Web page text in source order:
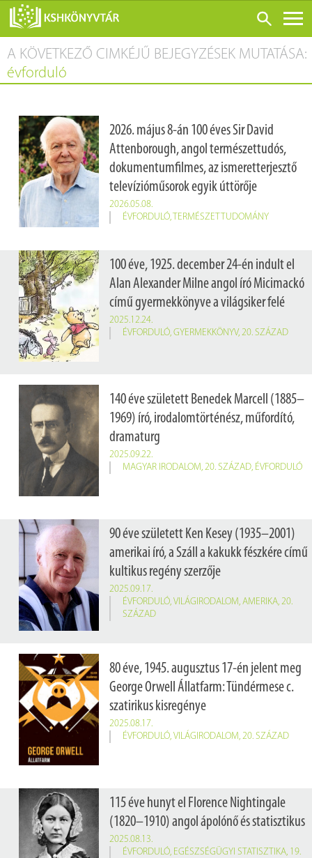
ONLINE KATALÓGUS
RÓLUNK
SZOLGÁLTATÁSOK
KONFERENCIÁK
ADATBÁZISOK
BLOG
A KÖVETKEZŐ CIMKÉJŰ BEJEGYZÉSEK MUTATÁSA:
évforduló
2026. május 8-án 100 éves Sir David
Attenborough, angol természettudós,
dokumentumfilmes, az ismeretterjesztő
televízióműsorok egyik úttörője
2026.05.08.
ÉVFORDULÓ, TERMÉSZETTUDOMÁNY
100 éve, 1925. december 24-én indult el
Alan Alexander Milne angol író Micimackó
című gyermekkönyve a világsiker felé
2025.12.24.
ÉVFORDULÓ, GYERMEKKÖNYV, 20. SZÁZAD
140 éve született Benedek Marcell (1885–
1969) író, irodalomtörténész, műfordító,
dramaturg
2025.09.22.
MAGYAR IRODALOM, 20. SZÁZAD, ÉVFORDULÓ
90 éve született Ken Kesey (1935–2001)
amerikai író, a Száll a kakukk fészkére című
kultikus regény szerzője
2025.09.17.
ÉVFORDULÓ, VILÁGIRODALOM, AMERIKA, 20.
SZÁZAD
80 éve, 1945. augusztus 17-én jelent meg
George Orwell Állatfarm: Tündérmese c.
szatirikus kisregénye
2025.08.17.
ÉVFORDULÓ, VILÁGIRODALOM, 20. SZÁZAD
115 éve hunyt el Florence Nightingale
(1820–1910) angol ápolónő és statisztikus
2025.08.13.
ÉVFORDULÓ, EGÉSZSÉGÜGYI STATISZTIKA, 19.